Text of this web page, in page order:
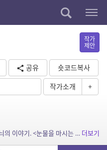
작가
제안
공유
숏코드복사
작가소개 +
소개: 시구리아트 인근 마을에 살던 보늬의 이야기. <눈물을 마시는 새> 팬픽션입니다. 더보기